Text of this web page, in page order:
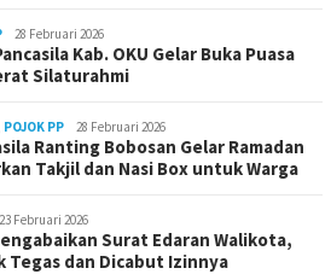
28 Februari 2026
Kab. OKU Gelar Buka Puasa
Silaturahmi
POJOK PP 28 Februari 2026
Ranting Bobosan Gelar Ramadan
Takjil dan Nasi Box untuk Warga
23 Februari 2026
Surat Edaran Walikota,
Tegas dan Dicabut Izinnya